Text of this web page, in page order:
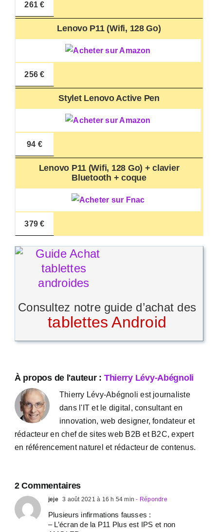
261 €
Lenovo P11 (Wifi, 128 Go)
256 €
Stylet Lenovo Active Pen
94 €
Lenovo P11 (Wifi, 128 Go) + clavier
Bluetooth + coque
379 €
Consultez notre guide d’achat des
tablettes Android
À propos de l'auteur : Thierry Lévy-Abégnoli
Thierry Lévy-Abégnoli est journaliste
dans l'IT et le digital, consultant en
innovation, web designer, fondateur et
rédacteur en chef de sites web B2B et B2C, expert
en référencement naturel et rédacteur de contenus.
2 Commentaires
jeje 3 août 2021 à 16 h 54 min - Répondre
Plusieurs infirmations fausses :
– L’écran de la P11 Plus est IPS et non